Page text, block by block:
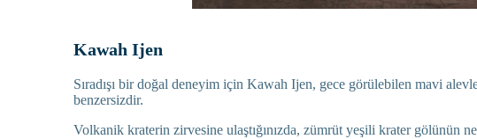
Kawah Ijen
Sıradışı bir doğal deneyim için Kawah Ijen, gece görülebilen mavi
benzersizdir.
Volkanik kraterin zirvesine ulaştığınızda, zümrüt yeşili krater gölünün